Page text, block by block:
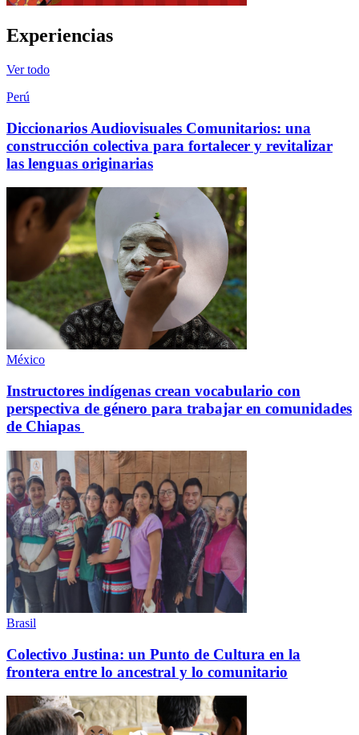
Experiencias
Ver todo
Perú
Diccionarios Audiovisuales Comunitarios: una
construcción colectiva para fortalecer y revitalizar
las lenguas originarias
México
Instructores indígenas crean vocabulario con
perspectiva de género para trabajar en comunidades
de Chiapas
Brasil
Colectivo Justina: un Punto de Cultura en la
frontera entre lo ancestral y lo comunitario